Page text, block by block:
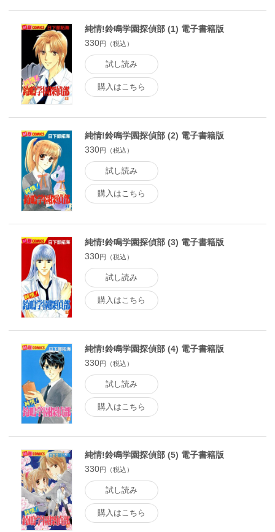
純情!鈴鳴学園探偵部 (1) 電子書籍版
330円（税込）
試し読み
購入はこちら
純情!鈴鳴学園探偵部 (2) 電子書籍版
330円（税込）
試し読み
購入はこちら
純情!鈴鳴学園探偵部 (3) 電子書籍版
330円（税込）
試し読み
購入はこちら
純情!鈴鳴学園探偵部 (4) 電子書籍版
330円（税込）
試し読み
購入はこちら
純情!鈴鳴学園探偵部 (5) 電子書籍版
330円（税込）
試し読み
購入はこちら